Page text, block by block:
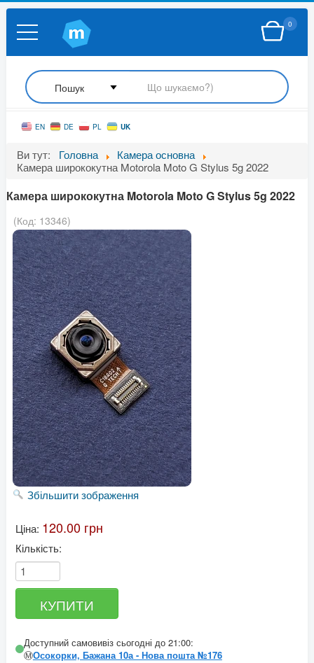
0
EN DE PL UK
Ви тут: Головна
Камера основна
Камера ширококутна Motorola Moto G Stylus 5g 2022
Камера ширококутна Motorola Moto G Stylus 5g 2022
(Код: 13346)
Збільшити зображення
Ціна: 120.00 грн
Кількість:
Доступний самовивіз сьогодні до 21:00:
Ⓜ️Осокорки, Бажана 10а - Нова пошта №176